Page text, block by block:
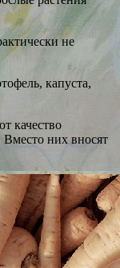
не
капуста,
качество
Вместо них вносят